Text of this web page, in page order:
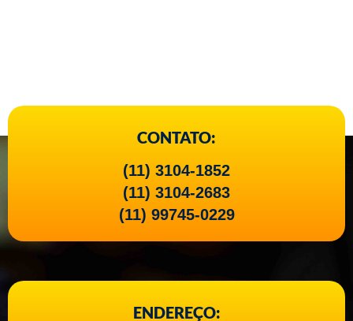
CONTATO:
(11) 3104-1852
(11) 3104-2683
(11) 99745-0229
ENDEREÇO: